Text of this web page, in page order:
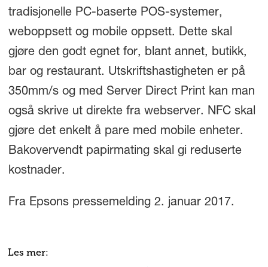
tradisjonelle PC-baserte POS-systemer,
weboppsett og mobile oppsett. Dette skal
gjøre den godt egnet for, blant annet, butikk,
bar og restaurant. Utskriftshastigheten er på
350mm/s og med Server Direct Print kan man
også skrive ut direkte fra webserver. NFC skal
gjøre det enkelt å pare med mobile enheter.
Bakovervendt papirmating skal gi reduserte
kostnader.
Fra Epsons pressemelding 2. januar 2017.